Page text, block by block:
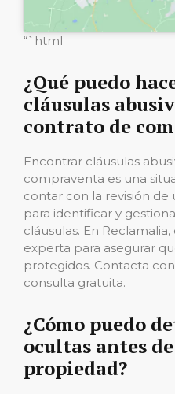
“`html
¿Qué puedo
cláusulas
contrato de
Encontrar cláusulas
compraventa es una
contar con la revisión
para identificar y
cláusulas. En
experta para asegurar
protegidos. Contacta
consulta gratuita.
¿Cómo puedo
ocultas antes
propiedad?